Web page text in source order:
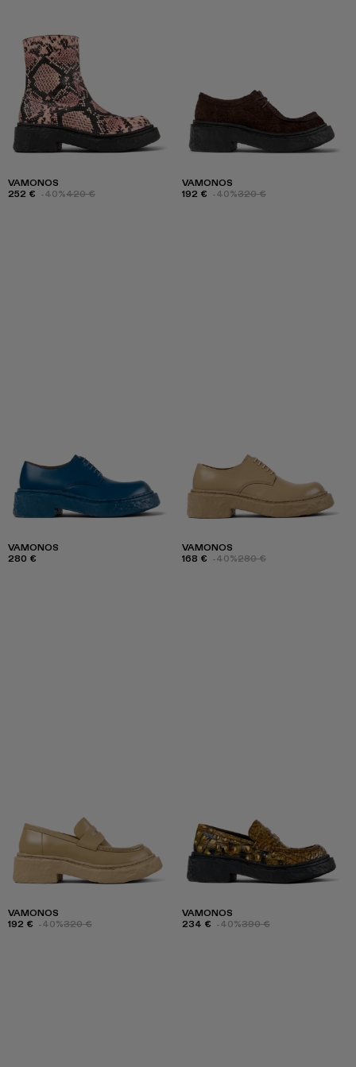
VAMONOS
252 € -40%420 €
VAMONOS
192 € -40%320 €
VAMONOS
280 €
VAMONOS
168 € -40%280 €
VAMONOS
192 € -40%320 €
VAMONOS
234 € -40%390 €